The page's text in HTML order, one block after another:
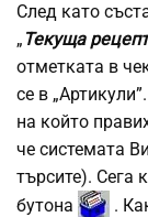
След като
„ Текуща
отметката в
се в
на който
че системата
търсите). Сега
бутона
.